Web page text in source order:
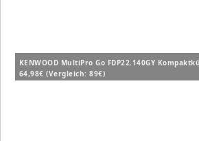
KENWOOD MultiPro Go FDP22.140GY
64,98€ (Vergleich: 89€)